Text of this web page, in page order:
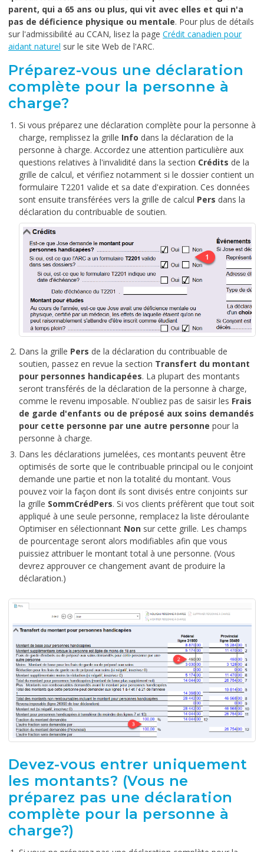
parent, qui a 65 ans ou plus, qui vit avec elles et qui n'a
pas de déficience physique ou mentale. Pour plus de détails
sur l'admissibilité au CCAN, lisez la page Crédit canadien pour
aidant naturel sur le site Web de l'ARC.
Préparez-vous une déclaration
complète pour la personne à
charge?
Si vous préparez une déclaration complète pour la personne à
charge, remplissez la grille Info dans la déclaration de la
personne à charge. Accordez une attention particulière aux
questions relatives à l'invalidité dans la section Crédits de la
grille de calcul, et vérifiez notamment si le dossier contient un
formulaire T2201 valide et sa date d'expiration. Ces données
sont ensuite transférées vers la grille de calcul Pers dans la
déclaration du contribuable de soutien.
Dans la grille Pers de la déclaration du contribuable de
soutien, passez en revue la section Transfert du montant
pour personnes handicapées. La plupart des montants
seront transférés de la déclaration de la personne à charge,
comme le revenu imposable. N'oubliez pas de saisir les Frais
de garde d'enfants ou de préposé aux soins demandés
pour cette personne par une autre personne pour la
personne à charge.
Dans les déclarations jumelées, ces montants peuvent être
optimisés de sorte que le contribuable principal ou le conjoint
demande une partie et non la totalité du montant. Vous
pouvez voir la façon dont ils sont divisés entre conjoints sur
la grille SommCrédPers. Si vos clients préfèrent que tout soit
appliqué à une seule personne, remplacez la liste déroulante
Optimiser en sélectionnant Non sur cette grille. Les champs
de pourcentage seront alors modifiables afin que vous
puissiez attribuer le montant total à une personne. (Vous
devrez approuver ce changement avant de produire la
déclaration.)
Devez-vous entrer uniquement
les montants? (Vous ne
préparez pas une déclaration
complète pour la personne à
charge?)